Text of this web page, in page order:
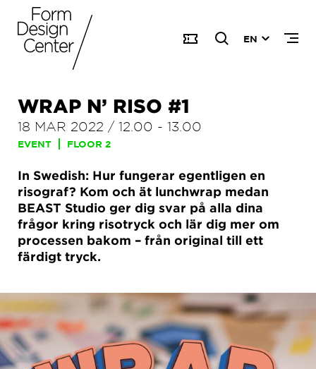
EN
WRAP N’ RISO #1
18 MAR 2022 / 12.00 - 13.00
EVENT FLOOR 2
In Swedish: Hur fungerar egentligen en
risograf? Kom och ät lunchwrap medan
BEAST Studio ger dig svar på alla dina
frågor kring risotryck och lär dig mer om
processen bakom – från original till ett
färdigt tryck.